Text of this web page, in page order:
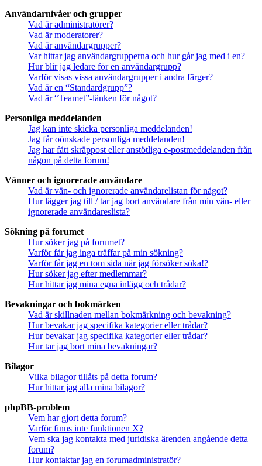
Användarnivåer och grupper
Vad är administratörer?
Vad är moderatorer?
Vad är användargrupper?
Var hittar jag användargrupperna och hur går jag med i en?
Hur blir jag ledare för en användargrupp?
Varför visas vissa användargrupper i andra färger?
Vad är en “Standardgrupp”?
Vad är “Teamet”-länken för något?
Personliga meddelanden
Jag kan inte skicka personliga meddelanden!
Jag får oönskade personliga meddelanden!
Jag har fått skräppost eller anstötliga e-postmeddelanden från
någon på detta forum!
Vänner och ignorerade användare
Vad är vän- och ignorerade användarelistan för något?
Hur lägger jag till / tar jag bort användare från min vän- eller
ignorerade användareslista?
Sökning på forumet
Hur söker jag på forumet?
Varför får jag inga träffar på min sökning?
Varför får jag en tom sida när jag försöker söka!?
Hur söker jag efter medlemmar?
Hur hittar jag mina egna inlägg och trådar?
Bevakningar och bokmärken
Vad är skillnaden mellan bokmärkning och bevakning?
Hur bevakar jag specifika kategorier eller trådar?
Hur bevakar jag specifika kategorier eller trådar?
Hur tar jag bort mina bevakningar?
Bilagor
Vilka bilagor tillåts på detta forum?
Hur hittar jag alla mina bilagor?
phpBB-problem
Vem har gjort detta forum?
Varför finns inte funktionen X?
Vem ska jag kontakta med juridiska ärenden angående detta
forum?
Hur kontaktar jag en forumadministratör?